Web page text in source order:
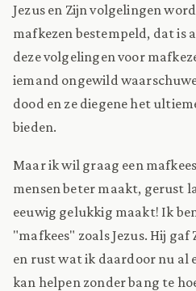
Jezus en Zijn volgelingen
mafkezen bestempeld, dat is
deze volgelingen voor
iemand ongewild
dood en ze diegene het
bieden.
Maar ik wil graag een
mensen beter maakt, gerust
eeuwig gelukkig maakt! Ik
"mafkees" zoals Jezus. Hij
en rust wat ik daardoor nu al
kan helpen zonder bang te